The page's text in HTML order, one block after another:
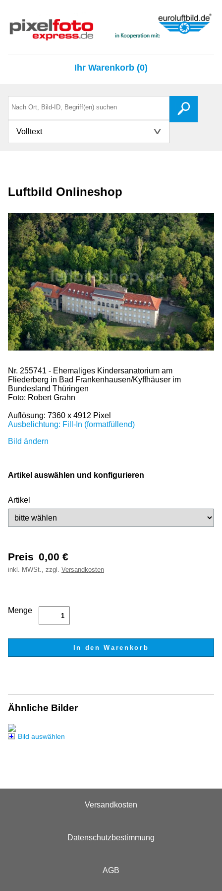
Ihr Warenkorb (0)
Volltext
Luftbild Onlineshop
Nr. 255741 - Ehemaliges Kindersanatorium am
Fliederberg in Bad Frankenhausen/Kyffhäuser im
Bundesland Thüringen
Foto: Robert Grahn
Auflösung: 7360 x 4912 Pixel
Ausbelichtung: Fill-In (formatfüllend)
Bild ändern
Artikel auswählen und konfigurieren
Artikel
Preis 0,00 €
inkl. MWSt., zzgl. Versandkosten
Menge
Ähnliche Bilder
Bild auswählen
Versandkosten
Datenschutzbestimmung
AGB